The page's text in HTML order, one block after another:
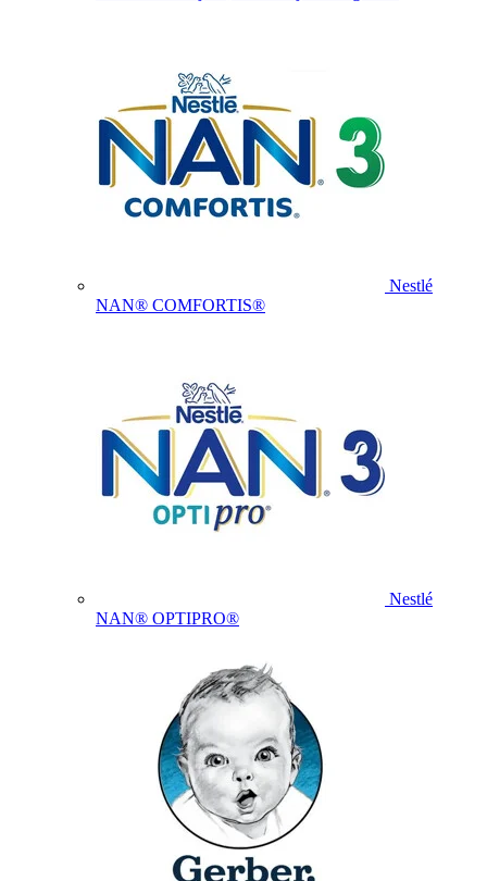
Nestlé
NAN® COMFORTIS®
Nestlé
NAN® OPTIPRO®